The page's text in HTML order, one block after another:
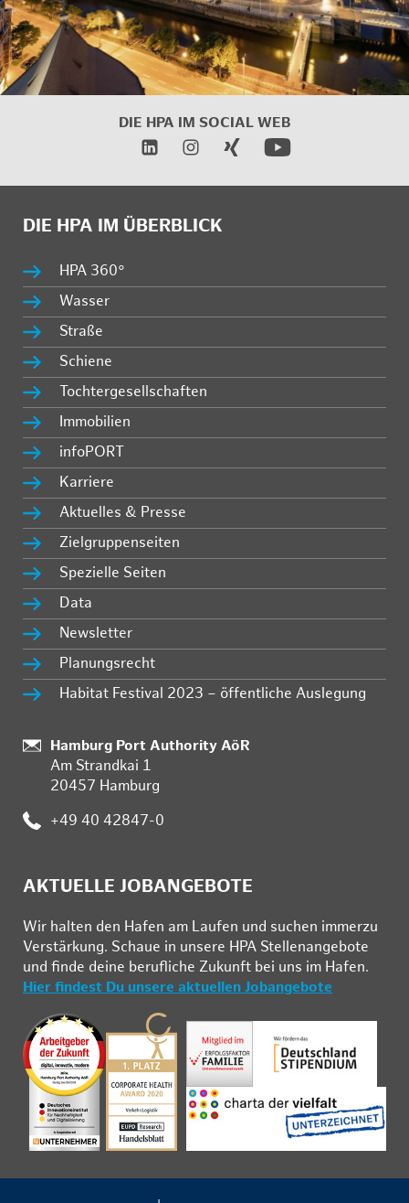
DIE HPA IM SOCIAL WEB
DIE HPA IM ÜBERBLICK
HPA 360°
Wasser
Straße
Schiene
Tochtergesellschaften
Immobilien
infoPORT
Karriere
Aktuelles & Presse
Zielgruppenseiten
Spezielle Seiten
Data
Newsletter
Planungsrecht
Habitat Festival 2023 – öffentliche Auslegung
Standort:
Hamburg Port Authority AöR
Am Strandkai 1
20457 Hamburg
Telefon:
+49 40 42847-0
AKTUELLE JOBANGEBOTE
Wir hal­ten den Ha­fen am Lau­fen und su­chen im­mer­zu
Ver­stär­kung. Schau­e in un­se­re HPA Stel­len­an­ge­bo­te
und fin­de deine be­ruf­li­che Zu­kunft bei uns im Ha­fen.
Hier findest Du unsere aktuellen Jobangebote